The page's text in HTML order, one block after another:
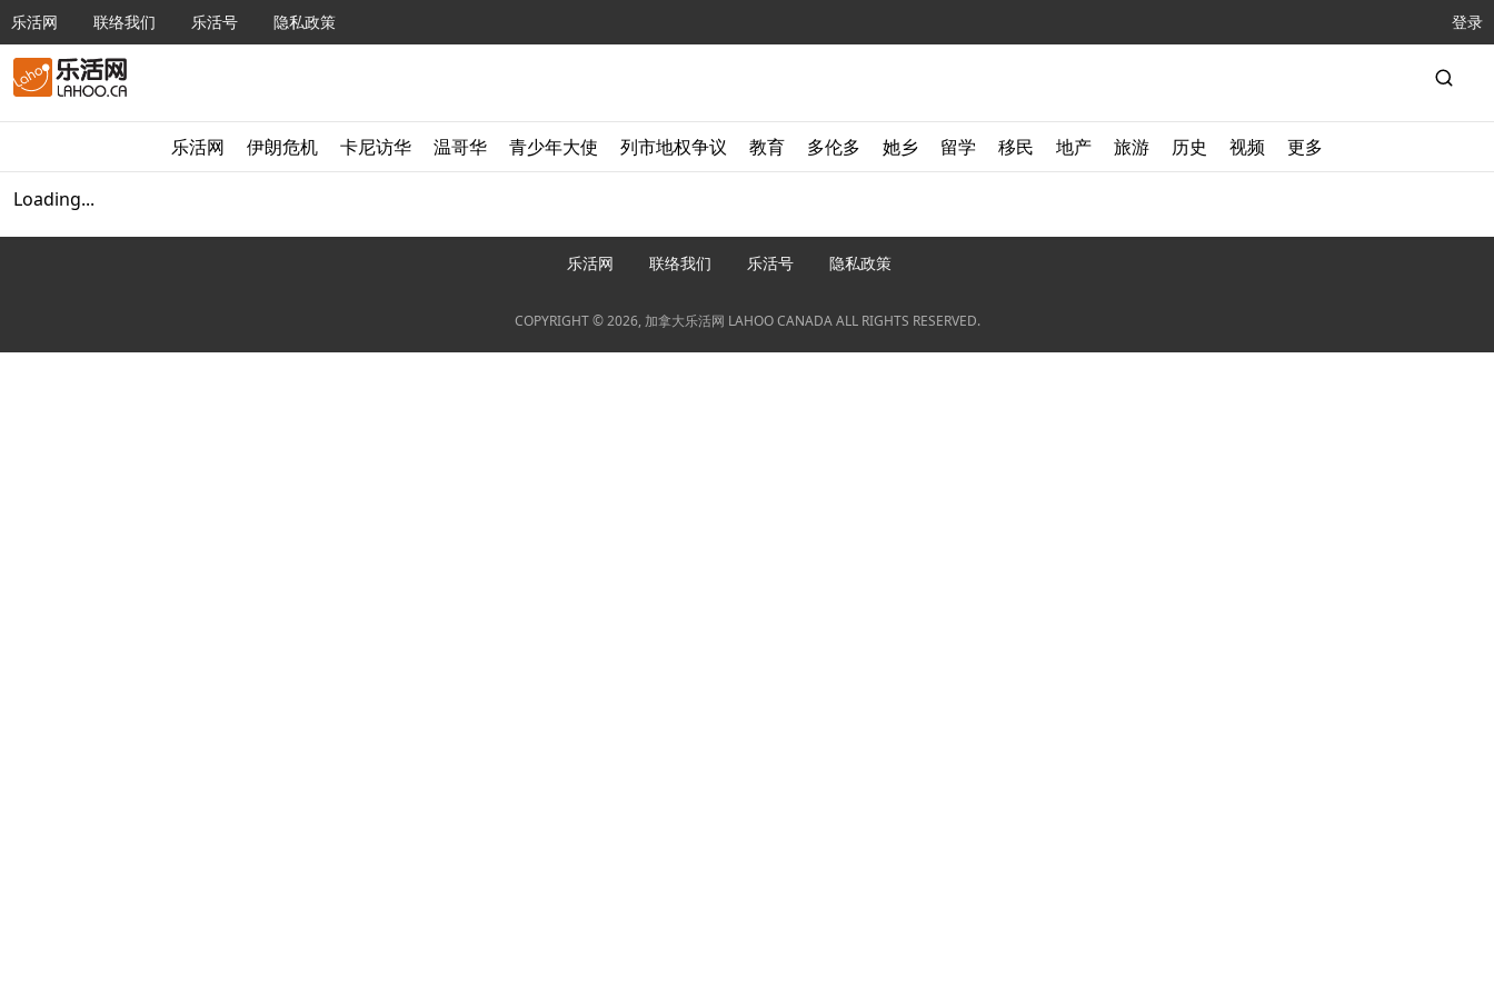
乐活网 联络我们 乐活号 隐私政策 登录
乐活网 伊朗危机 卡尼访华 温哥华 青少年大使 列市地权争议 教育 多伦多 她乡 留学 移民 地产 旅游 历史 视频 更多
Loading...
乐活网 联络我们 乐活号 隐私政策
COPYRIGHT © 2026, 加拿大乐活网 LAHOO CANADA ALL RIGHTS RESERVED.